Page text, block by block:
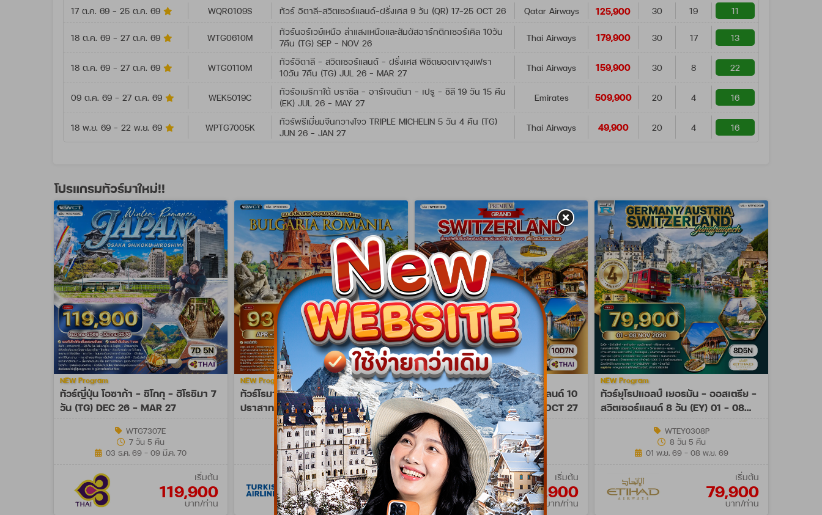
17 ต.ค. 69 - 25 ต.ค. 69 WQR0109S ทัวร์ อิตาลี-สวิตเซอร์แลนด์-ฝรั่งเศส 9 วัน (QR) 17-25 OCT 26 Qatar Airways 125,900 30 19 11
18 ต.ค. 69 - 27 ต.ค. 69 WTG0610M
ทัวร์นอร์เวย์เหนือ ล่าแสงเหนือและสัมผัสอาร์กติกเซอร์เคิล 10วัน
7คืน (TG) SEP - NOV 26
Thai Airways 179,900 30 17 13
18 ต.ค. 69 - 27 ต.ค. 69 WTG0110M
ทัวร์อิตาลี - สวิตเซอร์แลนด์ - ฝรั่งเศส พิชิตยอดเขาจุงเฟรา
10วัน 7คืน (TG) JUL 26 - MAR 27
Thai Airways 159,900 30 8 22
09 ต.ค. 69 - 27 ต.ค. 69 WEK5019C
ทัวร์อเมริกาใต้ บราซิล - อาร์เจนตินา - เปรู - ชิลี 19 วัน 15 คืน
(EK) JUL 26 - MAY 27
Emirates 509,900 20 4 16
18 พ.ย. 69 - 22 พ.ย. 69 WPTG7005K
ทัวร์พรีเมี่ยมจีนกวางโจว TRIPLE MICHELIN 5 วัน 4 คืน (TG)
JUN 26 - JAN 27
Thai Airways 49,900 20 4 16
โปรแกรมทัวร์มาใหม่!!
ทัวร์ญี่ปุ่น โอซาก้า - ชิโกกุ - ฮิโรชิมา 7
วัน (TG) DEC 26 - MAR 27
NEW Program
WTG7307E
7 วัน 5 คืน
03 ธ.ค. 69 - 09 มี.ค. 70
เริ่มต้น
119,900
บาท/ท่าน
ทัวร์โรมาเนีย - บัลแกเรีย ชม 4
ปราสาท สุดงดงาม 9 วัน (TK) APR -
NEW Program
WTK0709C
9 วัน 7 คืน
08 เม.ย. 70 - 28 ต.ค. 70
เริ่มต้น
93,900
บาท/ท่าน
ทัวร์พรีเมี่ยมแกรนด์สวิตเซอร์แลนด์ 10
วัน พักเซอร์แมท (TG) MAR - OCT 27
NEW Program
WPTG1110M
10 วัน 9 คืน
26 มี.ค. 70 - 24 ต.ค. 70
เริ่มต้น
179,900
บาท/ท่าน
ทัวร์ยุโรปแอลป์ เยอรมัน - ออสเตรีย -
สวิตเซอร์แลนด์ 8 วัน (EY) 01 - 08
NEW Program
WTEY0308P
8 วัน 5 คืน
01 พ.ย. 69 - 08 พ.ย. 69
เริ่มต้น
79,900
บาท/ท่าน